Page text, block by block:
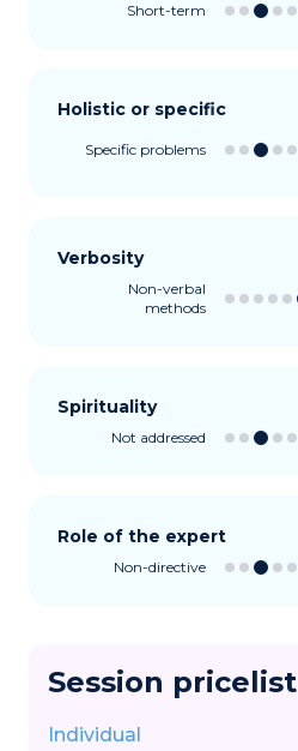
Short-term
Holistic or specific
Specific problems
Verbosity
Non-verbal
methods
Spirituality
Not addressed
Role of the expert
Non-directive
Session pricelist
Individual